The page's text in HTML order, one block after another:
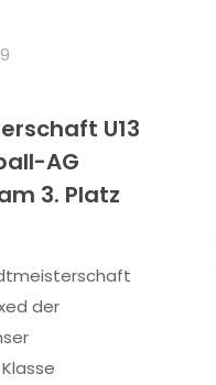
U13
AG
3. Platz
der